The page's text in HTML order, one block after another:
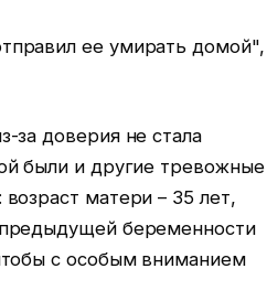
ее умирать домой",
за доверия не стала
были и другие тревожные
матери – 35 лет,
беременности
с особым вниманием